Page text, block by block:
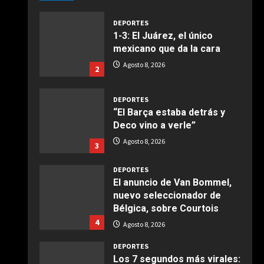
Maggio 28, 2026
COCINA
Aprile 24, 2026
COCINA
Aprile 5, 2026
COCINA
Ternera guisada con
Marzo 20, 2026
DEPORTES
“El Barça estaba detrás y
DEPORTES
nuevo seleccionador de
DEPORTES
Los 7 segundos más virales:
Víctor Muñoz ya enamora en